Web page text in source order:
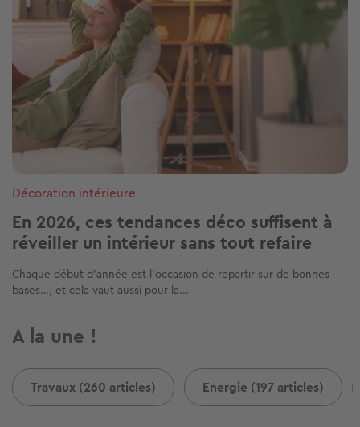
Décoration intérieure
En 2026, ces tendances déco suffisent à
réveiller un intérieur sans tout refaire
Chaque début d’année est l’occasion de repartir sur de bonnes
bases…, et cela vaut aussi pour la...
A la une !
Travaux (260 articles) Energie (197 articles)